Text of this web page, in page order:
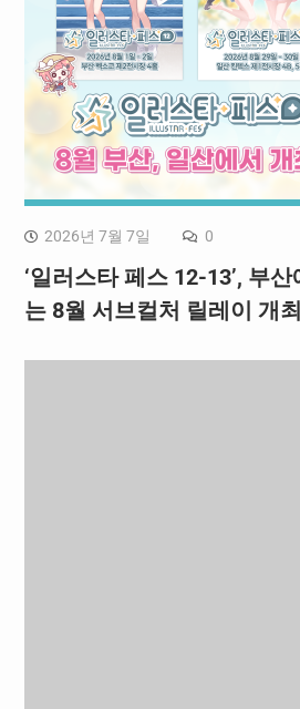
2026년 7월 7일 0
‘일러스타 페스 12-13’, 부
는 8월 서브컬처 릴레이 개최